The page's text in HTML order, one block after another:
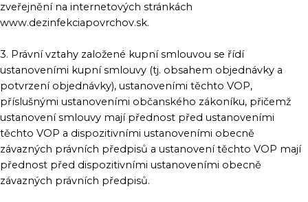
zveřejnění na internetových stránkách
www.dezinfekciapovrchov.sk.
3. Právní vztahy založené kupní smlouvou se řídí
ustanoveními kupní smlouvy (tj. obsahem objednávky a
potvrzení objednávky), ustanoveními těchto VOP,
příslušnými ustanoveními občanského zákoníku, přičemž
ustanovení smlouvy mají přednost před ustanoveními
těchto VOP a dispozitivními ustanoveními obecně
závazných právních předpisů a ustanovení těchto VOP mají
přednost před dispozitivními ustanoveními obecně
závazných právních předpisů.